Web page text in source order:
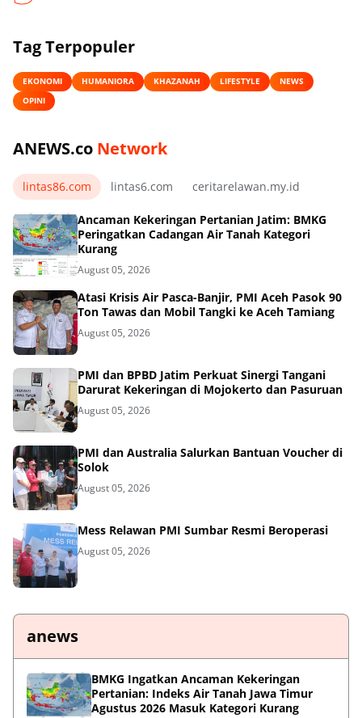
Tag Terpopuler
EKONOMI HUMANIORA KHAZANAH LIFESTYLE
NEWS
OPINI
ANEWS.co Network
lintas86.com lintas6.com ceritarelawan.my.id
Ancaman Kekeringan Pertanian Jatim: BMKG
Peringatkan Cadangan Air Tanah Kategori
Kurang
August 05, 2026
Atasi Krisis Air Pasca-Banjir, PMI Aceh Pasok 90
Ton Tawas dan Mobil Tangki ke Aceh Tamiang
August 05, 2026
PMI dan BPBD Jatim Perkuat Sinergi Tangani
Darurat Kekeringan di Mojokerto dan Pasuruan
August 05, 2026
PMI dan Australia Salurkan Bantuan Voucher di
Solok
August 05, 2026
Mess Relawan PMI Sumbar Resmi Beroperasi
August 05, 2026
anews
BMKG Ingatkan Ancaman Kekeringan
Pertanian: Indeks Air Tanah Jawa Timur
Agustus 2026 Masuk Kategori Kurang